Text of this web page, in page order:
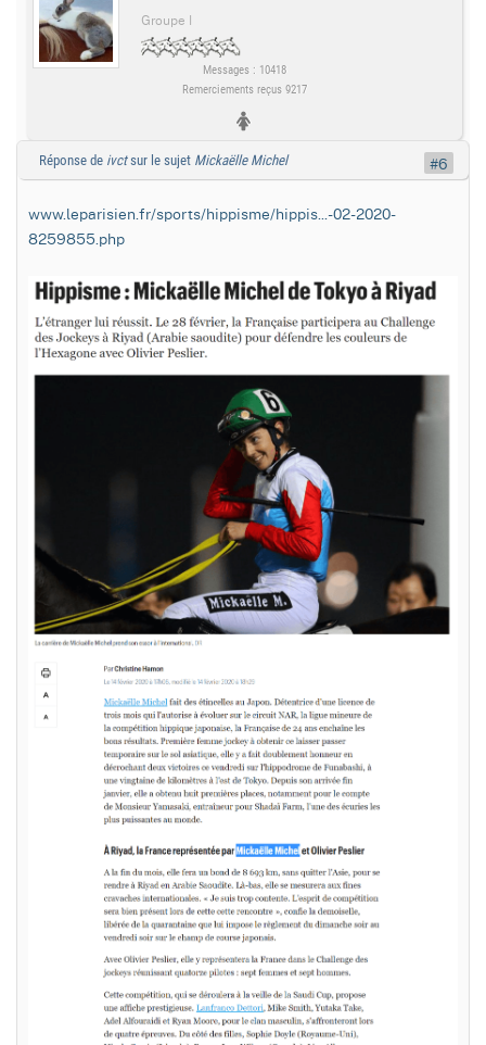
Groupe I
Messages : 10418
Remerciements reçus 9217
Réponse de ivctsur le sujet Mickaëlle Michel
www.leparisien.fr/sports/hippisme/hippis...-02-2020-
8259855.php
#6